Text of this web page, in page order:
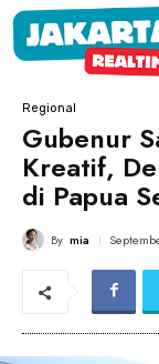
Regional
Gubenur
Kreatif,
di Papua
By mia